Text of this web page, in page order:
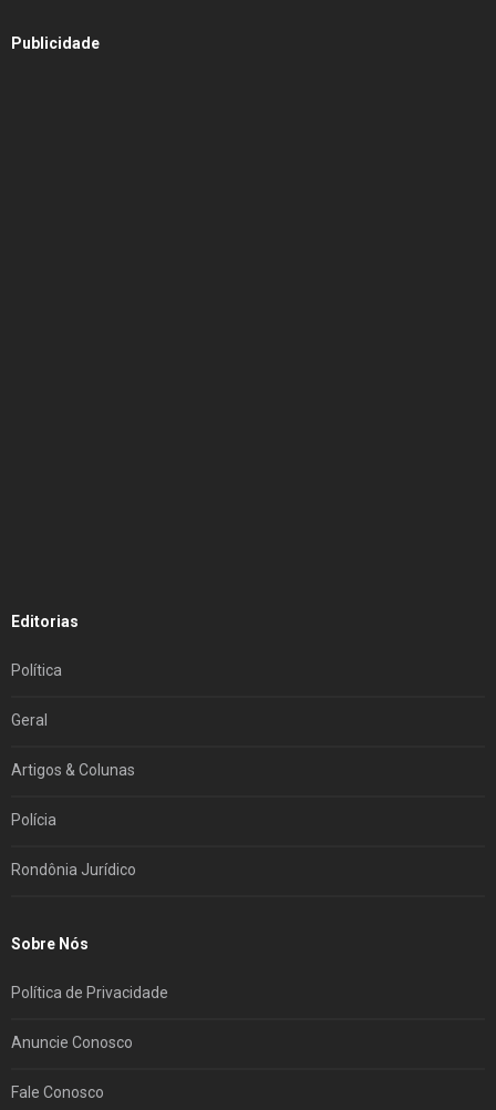
Publicidade
Editorias
Política
Geral
Artigos & Colunas
Polícia
Rondônia Jurídico
Sobre Nós
Política de Privacidade
Anuncie Conosco
Fale Conosco